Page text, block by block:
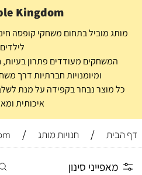
Kingdom
מותג מוביל בתחום משחקי קופסה
המשחקים מעודדים פתרון
ומיומנויות חברתיות דרך
כל מוצר נבחר בקפידה על מנת
איכותית
דף הבית / חנויות מותג /
מאפייני סינון